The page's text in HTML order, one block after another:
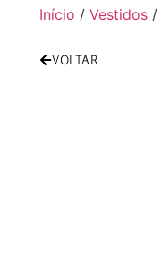
Início / Vestidos /
VOLTAR